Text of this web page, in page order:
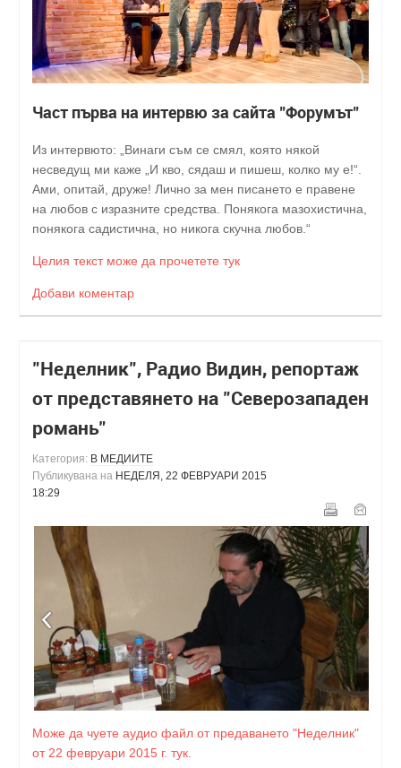
Част първа на интервю за сайта "Форумът"
Из интервюто: „Винаги съм се смял, която някой
несведущ ми каже „И кво, сядаш и пишеш, колко му е!“.
Ами, опитай, друже! Лично за мен писането е правене
на любов с изразните средства. Понякога мазохистична,
понякога садистична, но никога скучна любов.“
Целия текст може да прочетете тук
Добави коментар
"Неделник", Радио Видин, репортаж
от представянето на "Северозападен
романь"
Категория: В МЕДИИТЕ
Публикувана на НЕДЕЛЯ, 22 ФЕВРУАРИ 2015
18:29
Може да чуете аудио файл от предаването "Неделник"
от 22 февруари 2015 г. тук.